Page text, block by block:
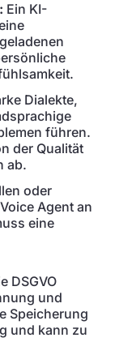
Ein KI-
Dialekte,
führen.
der Qualität
ab.
oder
Agent an
eine
DSGVO
und
Speicherung
und kann zu